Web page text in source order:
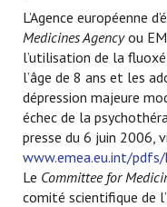
L’Agence européenne
Medicines Agencyou
l’utilisation de la
l’âge de 8 ans et les
dépression majeure
échec de la
presse du 6 juin 2006,
www.emea.eu.int/
Le Committee for
comité scientifique de